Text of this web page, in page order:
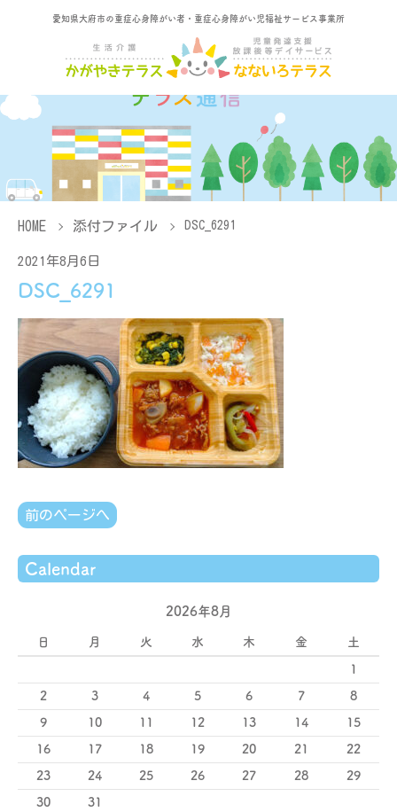
愛知県大府市の重症心身障がい者・重症心身障がい児福祉サービス事業所
HOME 添付ファイル DSC_6291
2021年8月6日
DSC_6291
前のページへ
Calendar
2026年8月
日 月 火 水 木 金 土
1
2 3 4 5 6 7 8
9 10 11 12 13 14 15
16 17 18 19 20 21 22
23 24 25 26 27 28 29
30 31